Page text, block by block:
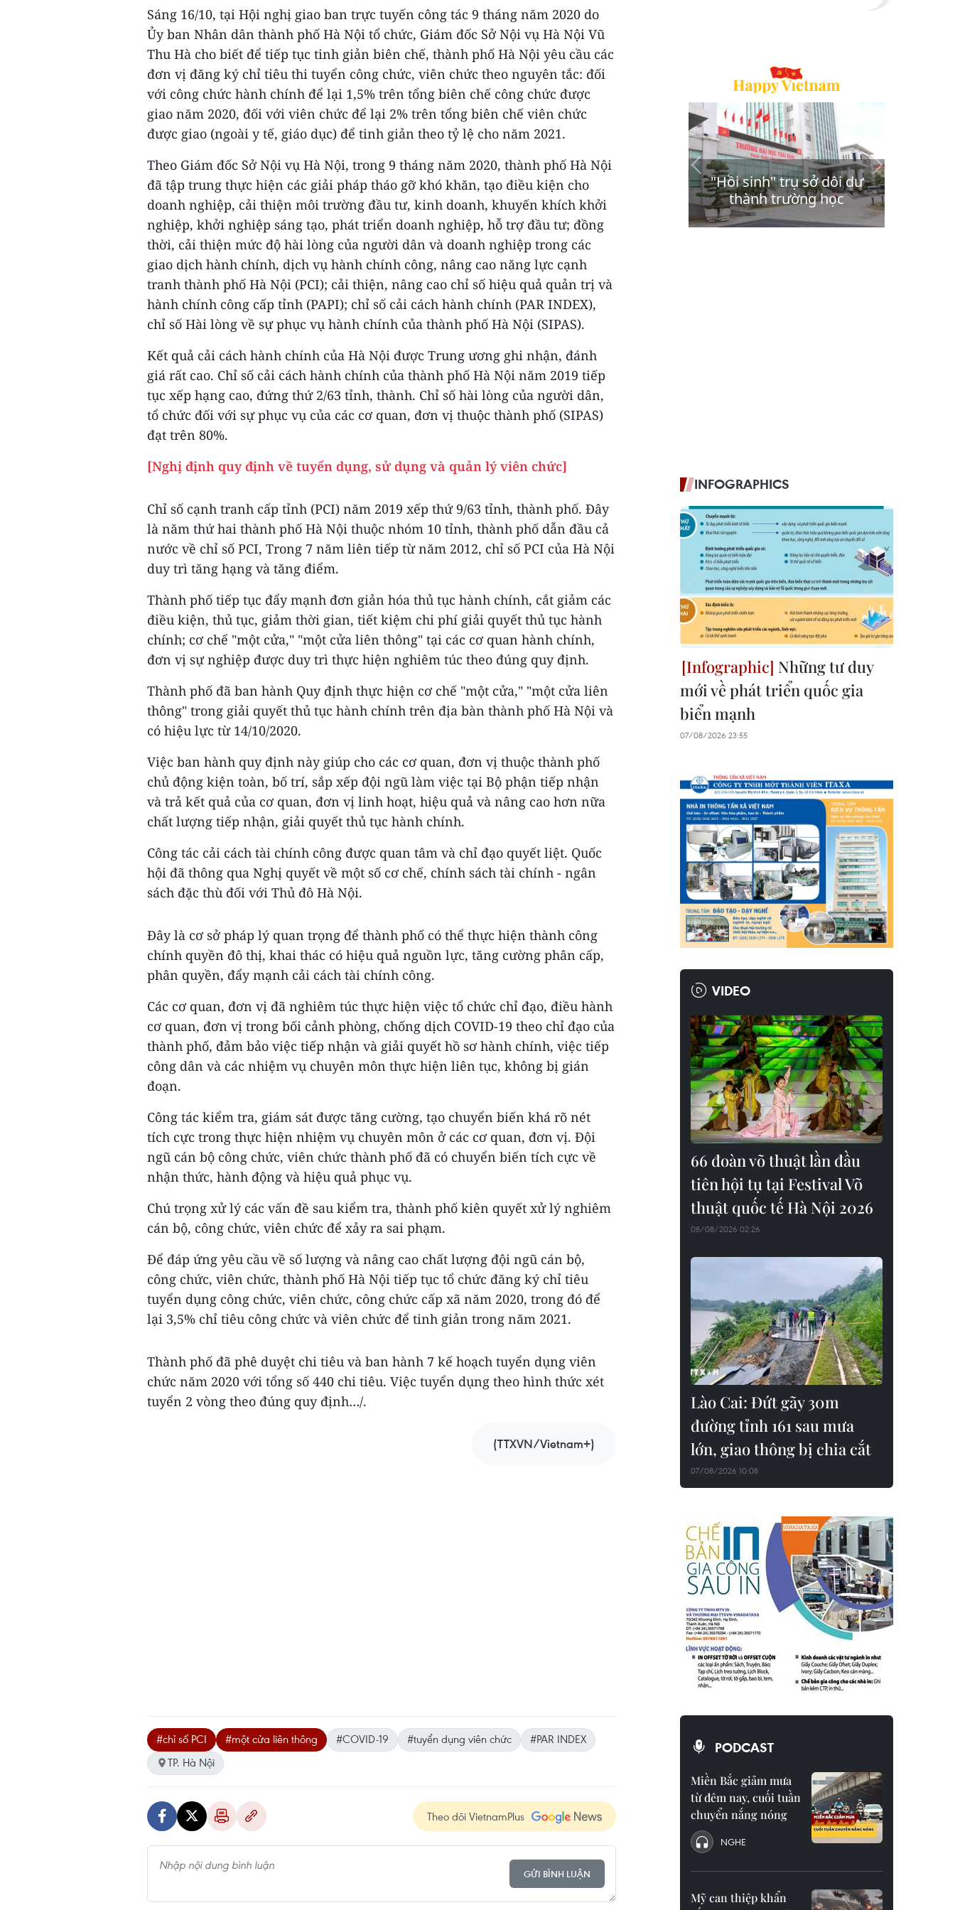
Sáng 16/10, tại Hội nghị giao ban trực tuyến công tác 9 tháng năm 2020 do
Ủy ban Nhân dân thành phố Hà Nội tổ chức, Giám đốc Sở Nội vụ Hà Nội Vũ
Thu Hà cho biết để tiếp tục tinh giản biên chế, thành phố Hà Nội yêu cầu các
đơn vị đăng ký chỉ tiêu thi tuyển công chức, viên chức theo nguyên tắc: đối
với công chức hành chính để lại 1,5% trên tổng biên chế công chức được
giao năm 2020, đối với viên chức để lại 2% trên tổng biên chế viên chức
được giao (ngoài y tế, giáo dục) để tinh giản theo tỷ lệ cho năm 2021.
Theo Giám đốc Sở Nội vụ Hà Nội, trong 9 tháng năm 2020, thành phố Hà Nội
đã tập trung thực hiện các giải pháp tháo gỡ khó khăn, tạo điều kiện cho
doanh nghiệp, cải thiện môi trường đầu tư, kinh doanh, khuyến khích khởi
nghiệp, khởi nghiệp sáng tạo, phát triển doanh nghiệp, hỗ trợ đầu tư; đồng
thời, cải thiện mức độ hài lòng của người dân và doanh nghiệp trong các
giao dịch hành chính, dịch vụ hành chính công, nâng cao năng lực cạnh
tranh thành phố Hà Nội (PCI); cải thiện, nâng cao chỉ số hiệu quả quản trị và
hành chính công cấp tỉnh (PAPI); chỉ số cải cách hành chính (PAR INDEX),
chỉ số Hài lòng về sự phục vụ hành chính của thành phố Hà Nội (SIPAS).
Kết quả cải cách hành chính của Hà Nội được Trung ương ghi nhận, đánh
giá rất cao. Chỉ số cải cách hành chính của thành phố Hà Nội năm 2019 tiếp
tục xếp hạng cao, đứng thứ 2/63 tỉnh, thành. Chỉ số hài lòng của người dân,
tổ chức đối với sự phục vụ của các cơ quan, đơn vị thuộc thành phố (SIPAS)
đạt trên 80%.
[Nghị định quy định về tuyển dụng, sử dụng và quản lý viên chức]
Chỉ số cạnh tranh cấp tỉnh (PCI) năm 2019 xếp thứ 9/63 tỉnh, thành phố. Đây
là năm thứ hai thành phố Hà Nội thuộc nhóm 10 tỉnh, thành phố dẫn đầu cả
nước về chỉ số PCI, Trong 7 năm liên tiếp từ năm 2012, chỉ số PCI của Hà Nội
duy trì tăng hạng và tăng điểm.
Thành phố tiếp tục đẩy mạnh đơn giản hóa thủ tục hành chính, cắt giảm các
điều kiện, thủ tục, giảm thời gian, tiết kiệm chi phí giải quyết thủ tục hành
chính; cơ chế "một cửa," "một cửa liên thông" tại các cơ quan hành chính,
đơn vị sự nghiệp được duy trì thực hiện nghiêm túc theo đúng quy định.
Thành phố đã ban hành Quy định thực hiện cơ chế "một cửa," "một cửa liên
thông" trong giải quyết thủ tục hành chính trên địa bàn thành phố Hà Nội và
có hiệu lực từ 14/10/2020.
Việc ban hành quy định này giúp cho các cơ quan, đơn vị thuộc thành phố
chủ động kiện toàn, bố trí, sắp xếp đội ngũ làm việc tại Bộ phận tiếp nhận
và trả kết quả của cơ quan, đơn vị linh hoạt, hiệu quả và nâng cao hơn nữa
chất lượng tiếp nhận, giải quyết thủ tục hành chính.
Công tác cải cách tài chính công được quan tâm và chỉ đạo quyết liệt. Quốc
hội đã thông qua Nghị quyết về một số cơ chế, chính sách tài chính - ngân
sách đặc thù đối với Thủ đô Hà Nội.
Đây là cơ sở pháp lý quan trọng để thành phố có thể thực hiện thành công
chính quyền đô thị, khai thác có hiệu quả nguồn lực, tăng cường phân cấp,
phân quyền, đẩy mạnh cải cách tài chính công.
Các cơ quan, đơn vị đã nghiêm túc thực hiện việc tổ chức chỉ đạo, điều hành
cơ quan, đơn vị trong bối cảnh phòng, chống dịch COVID-19 theo chỉ đạo của
thành phố, đảm bảo việc tiếp nhận và giải quyết hồ sơ hành chính, việc tiếp
công dân và các nhiệm vụ chuyên môn thực hiện liên tục, không bị gián
đoạn.
Công tác kiểm tra, giám sát được tăng cường, tạo chuyển biến khá rõ nét
tích cực trong thực hiện nhiệm vụ chuyên môn ở các cơ quan, đơn vị. Đội
ngũ cán bộ công chức, viên chức thành phố đã có chuyển biến tích cực về
nhận thức, hành động và hiệu quả phục vụ.
Chú trọng xử lý các vấn đề sau kiểm tra, thành phố kiên quyết xử lý nghiêm
cán bộ, công chức, viên chức để xảy ra sai phạm.
Để đáp ứng yêu cầu về số lượng và nâng cao chất lượng đội ngũ cán bộ,
công chức, viên chức, thành phố Hà Nội tiếp tục tổ chức đăng ký chỉ tiêu
tuyển dụng công chức, viên chức, công chức cấp xã năm 2020, trong đó để
lại 3,5% chỉ tiêu công chức và viên chức để tinh giản trong năm 2021.
Thành phố đã phê duyệt chi tiêu và ban hành 7 kế hoạch tuyển dụng viên
chức năm 2020 với tổng số 440 chi tiêu. Việc tuyển dụng theo hình thức xét
tuyển 2 vòng theo đúng quy định…/.
(TTXVN/Vietnam+)
#chỉ số PCI #một cửa liên thông #COVID-19 #tuyển dụng viên chức
#PAR INDEX
TP. Hà Nội
Theo dõi VietnamPlus
GỬI BÌNH LUẬN
INFOGRAPHICS
Những tư duy
mới về phát triển quốc gia
biển mạnh
07/08/2026 23:55
VIDEO
66 đoàn võ thuật lần đầu
tiên hội tụ tại Festival Võ
thuật quốc tế Hà Nội 2026
08/08/2026 02:26
Lào Cai: Đứt gãy 30m
đường tỉnh 161 sau mưa
lớn, giao thông bị chia cắt
07/08/2026 10:08
PODCAST
Miền Bắc giảm mưa
từ đêm nay, cuối tuần
chuyển nắng nóng
NGHE
Mỹ can thiệp khẩn